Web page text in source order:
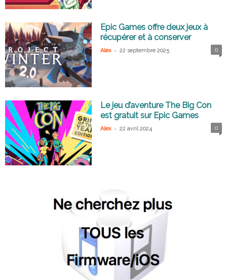
Epic Games offre deux jeux à
récupérer et à conserver
Alex - 22 septembre 2025 0
Le jeu d’aventure The Big Con
est gratuit sur Epic Games
Alex - 22 avril 2024 0